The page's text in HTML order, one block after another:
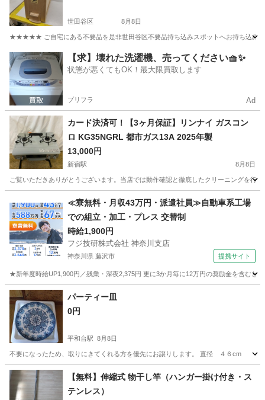
世田谷区 8月8日
★★★★★ ご自宅にある不要品を是非世田谷区不要品持ち込みスポットへお持ち込みし
東京 世田谷区 調理器具 米びつ
【求】壊れた洗濯機、売ってください🧺✨
状態が悪くてもOK！最大限買取します
プリフラ Ad
カード決済可！【3ヶ月保証】リンナイ ガスコン
ロ KG35NGRL 都市ガス13A 2025年製
13,000円
新宿駅 8月8日
ご覧いただきありがとうございます。当店では動作確認と徹底したクリーニングを
新宿駅 調理器具
≪寮無料・月収43万円・派遣社員≫自動車系工場
での組立・加工・プレス 交替制
時給1,900円
フジ技研株式会社 神奈川支店
神奈川県 藤沢市 提携サイト
★新年度時給UP1,900円／残業・深夜2,375円 更に3か月毎に12万円の奨励金を含む
神奈川 藤沢市 パーティー皿
0円
平和台駅 8月8日
不要になったため、取りにきてくれる方を優先にお譲りします。 直径 ４６cm
東京 練馬区 平和台駅 食器
【無料】伸縮式 物干し竿（ハンガー掛け付き・ス
テンレス）